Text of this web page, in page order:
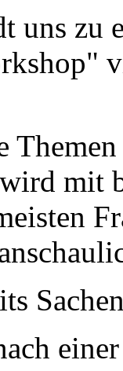
uns zu
mit